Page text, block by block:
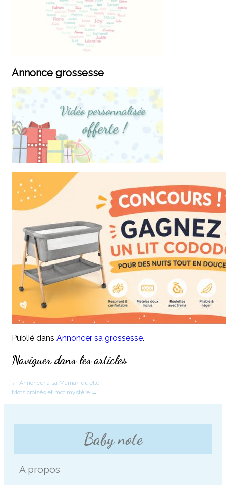
Annonce grossesse
Publié dans Annoncer sa grossesse.
Naviguer dans les articles
← Annoncer à sa Maman qu’elle…
Mots croisés et mot mystère →
Baby note
A propos